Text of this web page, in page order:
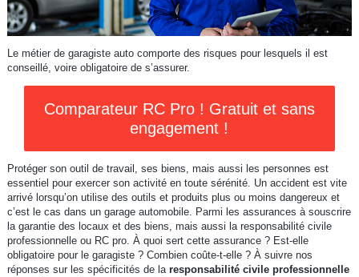
Le métier de garagiste auto comporte des risques pour lesquels il est
conseillé, voire obligatoire de s’assurer.
Comparateur RC Pro ! Gratuit et sans
engagement !
Protéger son outil de travail, ses biens, mais aussi les personnes est
essentiel pour exercer son activité en toute sérénité. Un accident est vite
arrivé lorsqu’on utilise des outils et produits plus ou moins dangereux et
c’est le cas dans un garage automobile. Parmi les assurances à souscrire
la garantie des locaux et des biens, mais aussi la responsabilité civile
professionnelle ou RC pro. À quoi sert cette assurance ? Est-elle
obligatoire pour le garagiste ? Combien coûte-t-elle ? À suivre nos
réponses sur les spécificités de la responsabilité civile professionnelle